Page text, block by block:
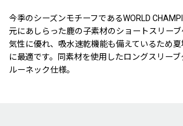
今季のシーズンモチーフであるWORLD
元にあしらった鹿の子素材のショートスリー
気性に優れ、吸水速乾機能も備えているため
に最適です。同素材を使用したロングスリー
ルーネック仕様。